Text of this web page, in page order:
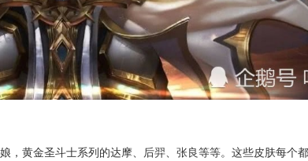
，黄金圣斗士系列的达摩、后羿、张良等等。这些皮肤每个